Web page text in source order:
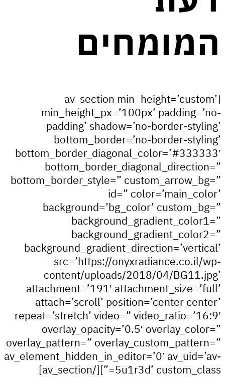
[av_section
min_height_px=’100px’
padding’ shadow=’no-border-
bottom_border=’no-border-
bottom_border_style=”
id=”
background=’bg_color’
src=’https://
content/uploads/2018/04/
attachment=’191′
attach=’scroll’ position=’center
repeat=’stretch’ video=”
overlay_opacity=’0.5′
overlay_pattern=”
av_element_hidden_in_editor=’0′
5u1r3d’ custom_class=”][/